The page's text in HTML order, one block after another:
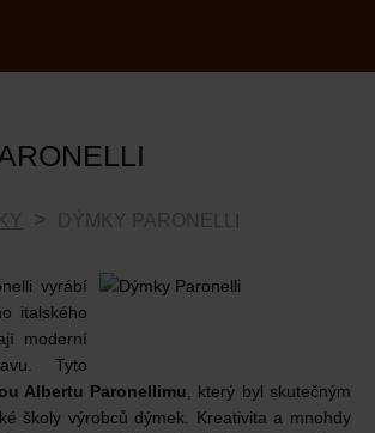
DÝMKY PARONELLI
vyrábí
italského
moderní
Tyto
Albertu Paronellimu , který byl skutečným
školy výrobců dýmek. Kreativita a mnohdy